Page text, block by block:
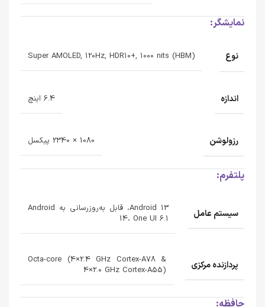
نمایشگر:
نوع Super AMOLED, 120Hz, HDR10+, 1000 nits (HBM)
اندازه 6.4 اینچ
رزولوشن 1080 × 2340 پیکسل
پلتفرم:
سیستم عامل
Android 13، قابل به‌روزرسانی به Android
14، One UI 6.1
پردازنده‌ مرکزی
Octa-core (4×2.4 GHz Cortex-A78 &
4×2.0 GHz Cortex-A55)
حافظه: